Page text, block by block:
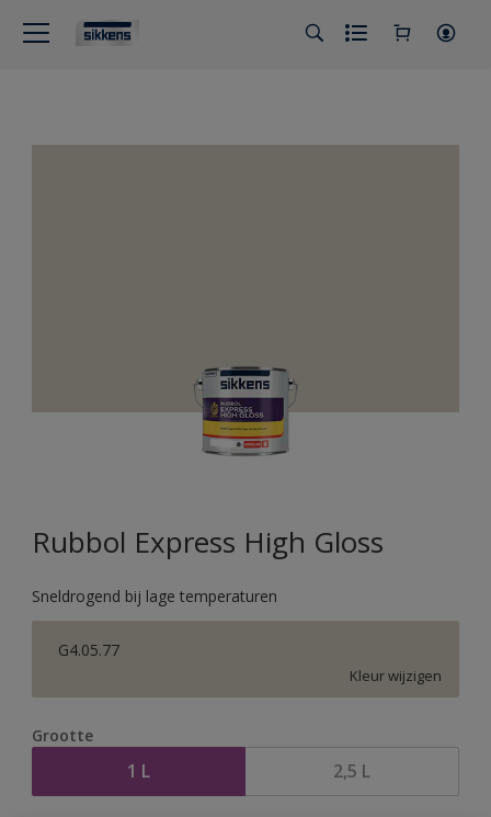
Rubbol Express High Gloss
Sneldrogend bij lage temperaturen
G4.05.77
Kleur wijzigen
Grootte
1 L 2,5 L